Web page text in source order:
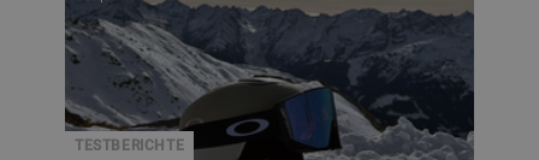
TESTBERICHTE